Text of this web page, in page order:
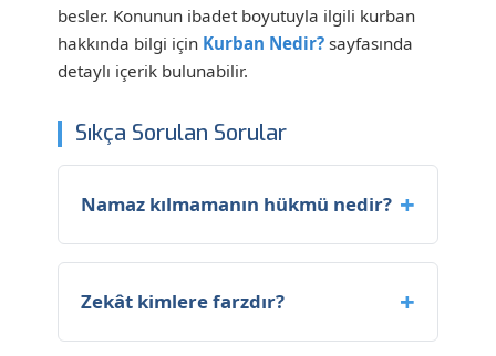
besler. Konunun ibadet boyutuyla ilgili kurban
hakkında bilgi için Kurban Nedir? sayfasında
detaylı içerik bulunabilir.
Sıkça Sorulan Sorular
Namaz kılmamanın hükmü nedir?
Zekât kimlere farzdır?